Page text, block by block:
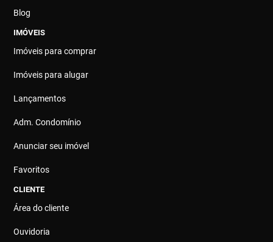
Blog
IMÓVEIS
Imóveis para comprar
Imóveis para alugar
Lançamentos
Adm. Condomínio
Anunciar seu imóvel
Favoritos
CLIENTE
Área do cliente
Ouvidoria